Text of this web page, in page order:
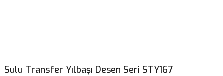
Sulu Transfer Yılbaşı Desen Seri STY167